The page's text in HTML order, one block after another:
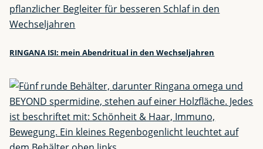
RINGANA ISI: mein Abendritual in den Wechseljahren